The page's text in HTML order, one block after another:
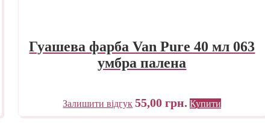
Гуашева фарба Van Pure 40 мл 063
умбра палена
Залишити відгук 55,00грн. Купити